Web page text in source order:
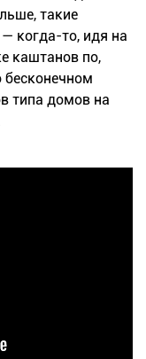
такие
когда-то, идя на
каштанов по,
типа домов на